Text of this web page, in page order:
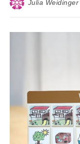
Julia Weidinger